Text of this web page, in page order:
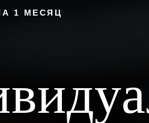
1 МЕСЯЦ